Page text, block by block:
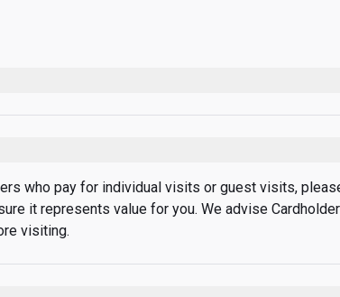
who pay for individual visits or guest visits,
it represents value for you. We advise
visiting.